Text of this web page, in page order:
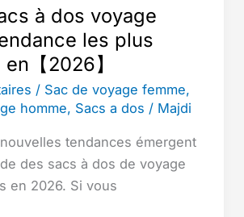
à dos voyage
les plus
【2026】
/ Sac de voyage femme,
homme, Sacs a dos / Majdi
tendances émergent
des sacs à dos de voyage
en 2026. Si vous